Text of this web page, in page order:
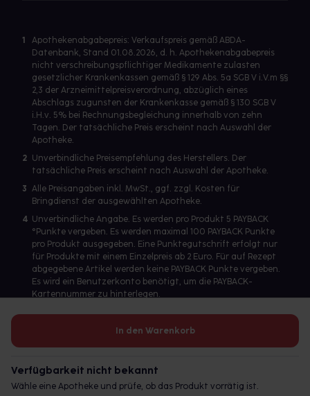
In den Warenkorb
Verfügbarkeit nicht bekannt
Wähle eine Apotheke und prüfe, ob das Produkt vorrätig ist.
1
Apothekenabgabepreis: Verkaufspreis gemäß ABDA-
Datenbank, Stand 01.08.2026, d. h. Apothekenabgabepreis
nicht verschreibungspflichtiger Medikamente zulasten
gesetzlicher Krankenkassen gemäß § 129 Abs. 5a SGB V i.V.m §§
2,3 der Arzneimittelpreisverordnung, abzüglich eines
Abschlags zugunsten der Krankenkasse gemäß § 130 SGB V
i.H.v. 5% bei Rechnungsbegleichung innerhalb von zehn
Tagen. Der tatsächliche Preis erscheint nach Auswahl der
Apotheke.
2 Unverbindliche Preisempfehlung des Herstellers. Der
tatsächliche Preis erscheint nach Auswahl der Apotheke.
3 Alle Preisangaben inkl. MwSt., ggf. zzgl. Kosten für
Bringdienst der ausgewählten Apotheke.
4 Unverbindliche Angabe. Es werden pro Produkt 5 PAYBACK
°Punkte vergeben. Es werden maximal 100 PAYBACK Punkte
pro Produkt ausgegeben. Eine Punktegutschrift erfolgt nur
für Produkte mit einem Einzelpreis ab 2 Euro. Für auf Rezept
abgegebene Artikel werden keine PAYBACK Punkte vergeben.
Es wird ein Benutzerkonto benötigt, um die PAYBACK-
Kartennummer zu hinterlegen.
Betreiber des Portals und verantwortlich: gesund.de GmbH &
© 2026 gesund.de GmbH & Co. KG